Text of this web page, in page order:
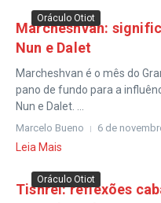
Oráculo Otiot
Marcheshvan:
Nun e Dalet
Marcheshvan é o mês do
pano de fundo para a
Nun e Dalet. ...
Marcelo Bueno 6 de
Leia Mais
Oráculo Otiot
Tishrei: reflexões